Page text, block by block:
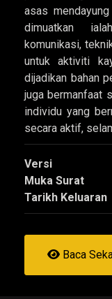
asas
dimuatkan
komunikasi,
untuk aktiviti
dijadikan bahan
juga bermanfaat
individu yang
secara aktif,
Versi
Muka
Tarikh
Baca